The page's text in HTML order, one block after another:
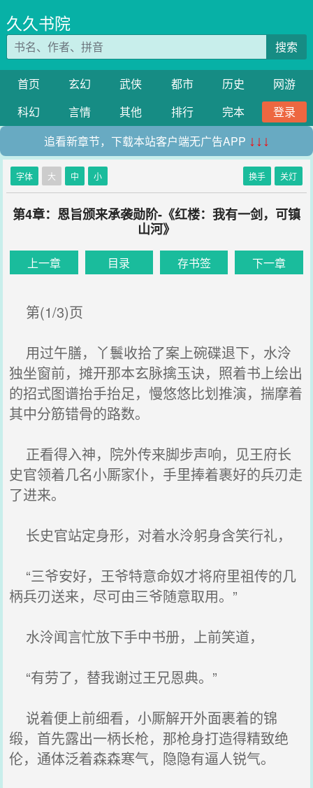
久久书院
搜索
首页 玄幻 武侠 都市 历史
网游
科幻
言情 其他 排行 完本
登录
追看新章节，下载本站客户端无广告APP ↓↓↓
字体 大 中 小 换手 关灯
第4章：恩旨颁来承袭勋阶-《红楼：我有一剑，可镇
山河》
上一章 目录 存书签 下一章
第(1/3)页
用过午膳，丫鬟收拾了案上碗碟退下，水泠
独坐窗前，摊开那本玄脉擒玉诀，照着书上绘出
的招式图谱抬手抬足，慢悠悠比划推演，揣摩着
其中分筋错骨的路数。
正看得入神，院外传来脚步声响，见王府长
史官领着几名小厮家仆，手里捧着裹好的兵刃走
了进来。
长史官站定身形，对着水泠躬身含笑行礼，
“三爷安好，王爷特意命奴才将府里祖传的几
柄兵刃送来，尽可由三爷随意取用。”
水泠闻言忙放下手中书册，上前笑道，
“有劳了，替我谢过王兄恩典。”
说着便上前细看，小厮解开外面裹着的锦
缎，首先露出一柄长枪，那枪身打造得精致绝
伦，通体泛着森森寒气，隐隐有逼人锐气。